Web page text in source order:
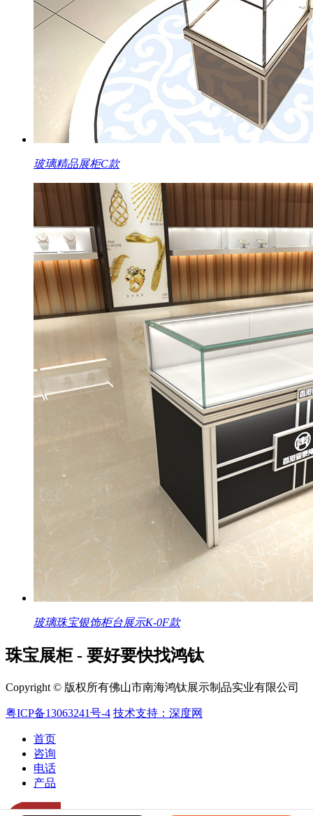
玻璃精品展柜C款
玻璃珠宝银饰柜台展示K-0F款
珠宝展柜 - 要好要快找鸿钛
Copyright © 版权所有佛山市南海鸿钛展示制品实业有限公司
粤ICP备13063241号-4 技术支持：深度网
首页
咨询
电话
产品